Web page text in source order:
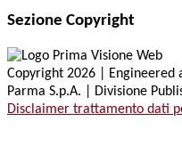
Sezione Copyright
Copyright 2026 | Engineered
Parma S.p.A. | Divisione
Disclaimer trattamento dati